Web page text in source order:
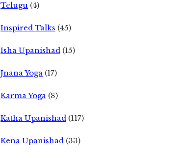
Telugu (4)
Inspired Talks (45)
Isha Upanishad (15)
Jnana Yoga (17)
Karma Yoga (8)
Katha Upanishad (117)
Kena Upanishad (33)